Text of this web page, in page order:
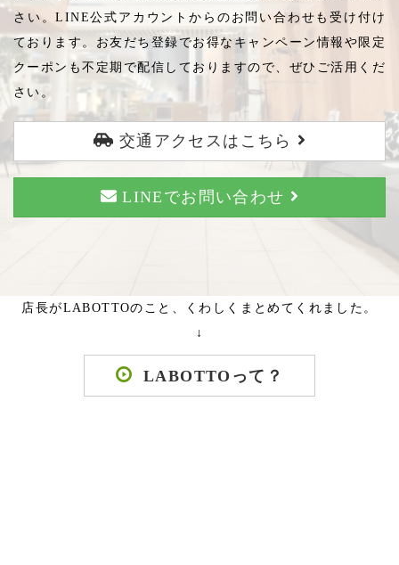
さい。LINE公式アカウントからのお問い合わせも受け付け
ております。お友だち登録でお得なキャンペーン情報や限定
クーポンも不定期で配信しておりますので、ぜひご活用くだ
さい。
交通アクセスはこちら
LINEでお問い合わせ
店長がLABOTTOのこと、くわしくまとめてくれました。
↓
LABOTTOって？